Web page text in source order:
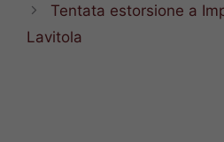
Tentata estorsione a
Lavitola